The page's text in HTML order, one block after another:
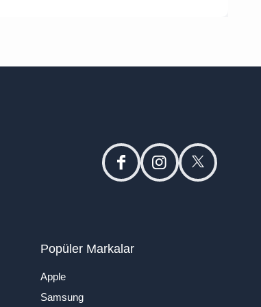
facebookinstagramtwitter
Popüler Markalar
Apple
Samsung